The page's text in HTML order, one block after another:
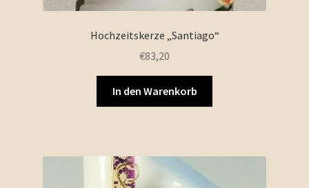
Hochzeitskerze „Santiago“
€83,20
In den Warenkorb